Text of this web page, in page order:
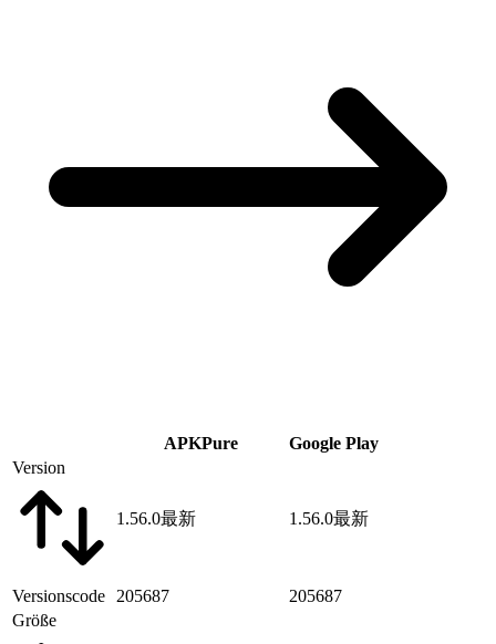
APKPure
Google Play
Version
1.56.0最新 1.56.0最新
Versionscode 205687
205687
Größe